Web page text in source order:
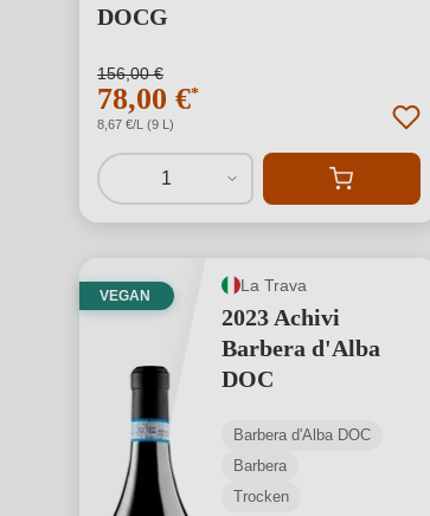
DOCG
156,00 €
78,00 €*
8,67 €/L (9 L)
1
VEGAN
La Trava
2023 Achivi
Barbera d'Alba
DOC
Barbera d'Alba DOC
Barbera
Trocken